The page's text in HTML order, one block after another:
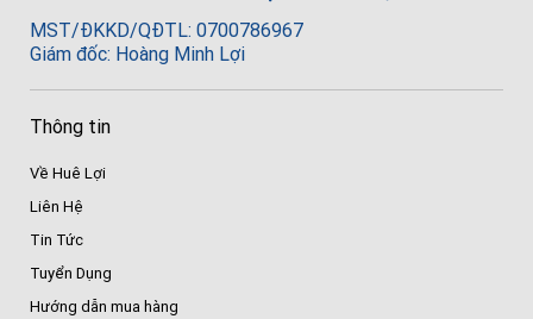
MST/ĐKKD/QĐTL: 0700786967
Giám đốc: Hoàng Minh Lợi
Thông tin
Về Huê Lợi
Liên Hệ
Tin Tức
Tuyển Dụng
Hướng dẫn mua hàng